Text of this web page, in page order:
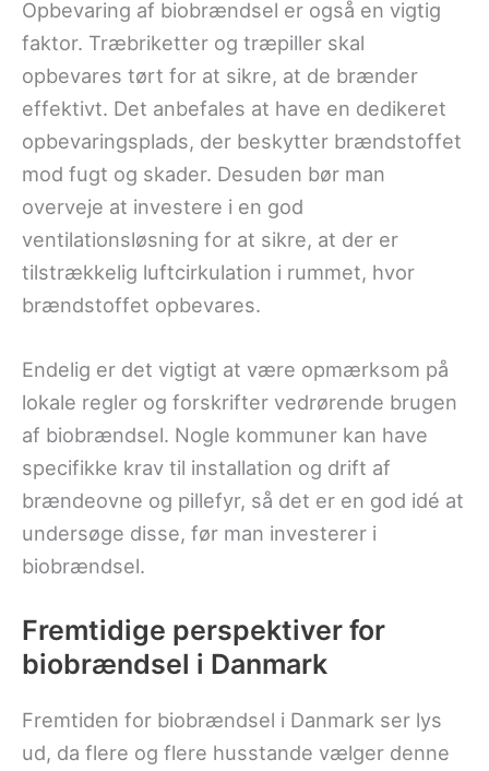
Opbevaring af biobrændsel er også en vigtig
faktor. Træbriketter og træpiller skal
opbevares tørt for at sikre, at de brænder
effektivt. Det anbefales at have en dedikeret
opbevaringsplads, der beskytter brændstoffet
mod fugt og skader. Desuden bør man
overveje at investere i en god
ventilationsløsning for at sikre, at der er
tilstrækkelig luftcirkulation i rummet, hvor
brændstoffet opbevares.
Endelig er det vigtigt at være opmærksom på
lokale regler og forskrifter vedrørende brugen
af biobrændsel. Nogle kommuner kan have
specifikke krav til installation og drift af
brændeovne og pillefyr, så det er en god idé at
undersøge disse, før man investerer i
biobrændsel.
Fremtidige perspektiver for
biobrændsel i Danmark
Fremtiden for biobrændsel i Danmark ser lys
ud, da flere og flere husstande vælger denne